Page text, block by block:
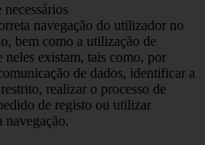
navegação do utilizador no
bem como a utilização de
neles existam, tais como, por
de dados, identificar a
realizar o processo de
de registo ou utilizar
navegação.